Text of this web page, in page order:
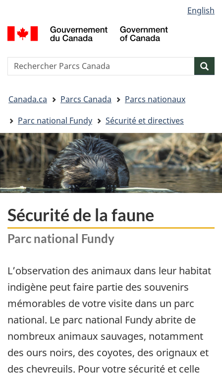
au
contenu
« Au
du
la
HTML
de
la
langue
English
Reserche
êtes
ici&nbsp;:
Canada.ca Parcs Canada
Parcs nationaux
Parc national Fundy
Sécurité et directives
Sécurité de la faune
Parc national Fundy
L’observation des animaux dans leur habitat
indigène peut faire partie des souvenirs
mémorables de votre visite dans un parc
national. Le parc national Fundy abrite de
nombreux animaux sauvages, notamment
des ours noirs, des coyotes, des orignaux et
des chevreuils. Pour votre sécurité et celle